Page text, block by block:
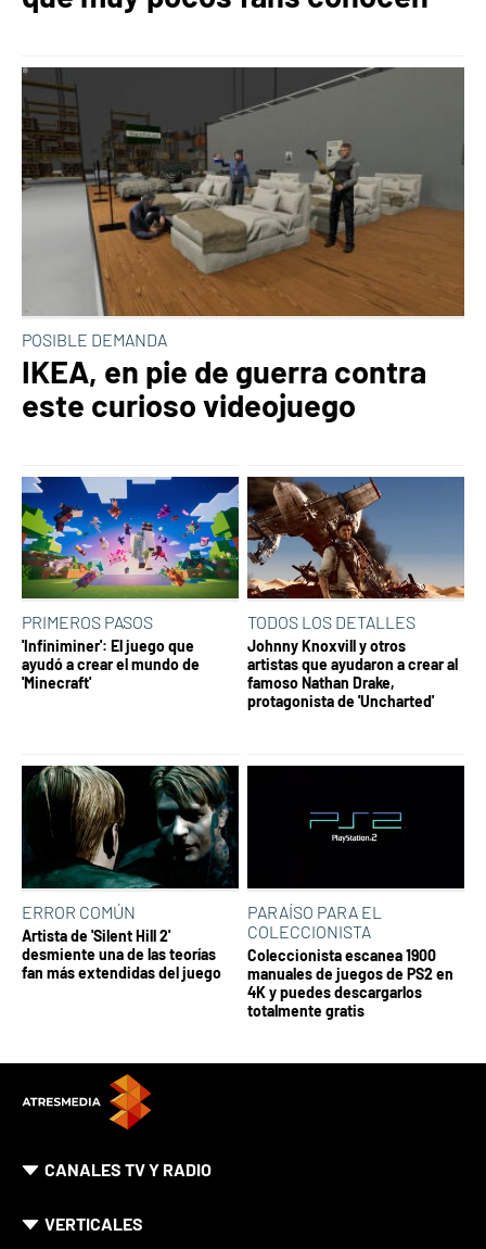
POSIBLE DEMANDA
IKEA, en pie de guerra contra
este curioso videojuego
PRIMEROS PASOS
'Infiniminer': El juego que
ayudó a crear el mundo de
'Minecraft'
TODOS LOS DETALLES
Johnny Knoxvill y otros
artistas que ayudaron a crear al
famoso Nathan Drake,
protagonista de 'Uncharted'
ERROR COMÚN
Artista de 'Silent Hill 2'
desmiente una de las teorías
fan más extendidas del juego
PARAÍSO PARA EL
COLECCIONISTA
Coleccionista escanea 1900
manuales de juegos de PS2 en
4K y puedes descargarlos
totalmente gratis
CANALES TV Y RADIO
VERTICALES